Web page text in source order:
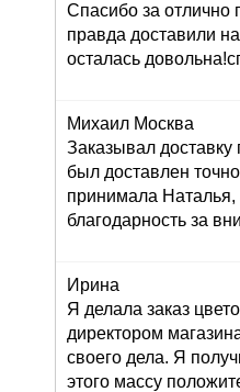
Спасибо за отлично
правда доставили
осталась
Михаил Москва
Заказывал
был доставлен
принимала
благодарность за
Ирина
Я делала заказ
директором
своего дела. Я
этого массу